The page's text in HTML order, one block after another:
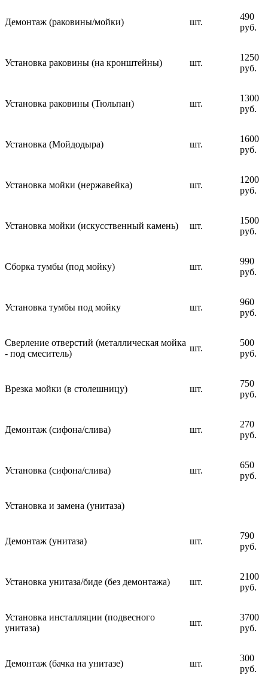
Демонтаж (раковины/мойки) шт.
490
руб.
Установка раковины (на кронштейны) шт.
1250
руб.
Установка раковины (Тюльпан) шт.
1300
руб.
Установка (Мойдодыра) шт.
1600
руб.
Установка мойки (нержавейка) шт.
1200
руб.
Установка мойки (искусственный камень) шт.
1500
руб.
Сборка тумбы (под мойку) шт.
990
руб.
Установка тумбы под мойку шт.
960
руб.
Сверление отверстий (металлическая мойка
- под смеситель)
шт.
500
руб.
Врезка мойки (в столешницу) шт.
750
руб.
Демонтаж (сифона/слива) шт.
270
руб.
Установка (сифона/слива) шт.
650
руб.
Установка и замена (унитаза)
Демонтаж (унитаза) шт.
790
руб.
Установка унитаза/биде (без демонтажа) шт.
2100
руб.
Установка инсталляции (подвесного
унитаза)
шт.
3700
руб.
Демонтаж (бачка на унитазе) шт.
300
руб.